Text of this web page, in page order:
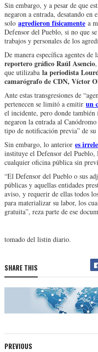
Sin embargo, y a pesar de que
negaron a entrada, desatando en
solo agredieron físicamentea
Defensor del Pueblo, si no que
trabajos y personales de los
De manera específica agentes de
reportero gráfico Raúl Asencio
que utilizaba la periodista
camarógrafo de CDN, Víctor
Ante estas transgresiones de
pertenecen se limitó a emitir un
el incidente, pero donde
negaron la entrada al
tipo de notificación previa” de su
Sin embargo, lo anterior es
instituye el Defensor del Pueblo,
cualquier oficina pública sin
“El Defensor del Pueblo o sus
públicas y aquellas entidades
aviso, y requerir de ellas todos
para materializar su labor, los
gratuita”, reza parte de ese
tomado del listin diario.
SHARE THIS
PREVIOUS